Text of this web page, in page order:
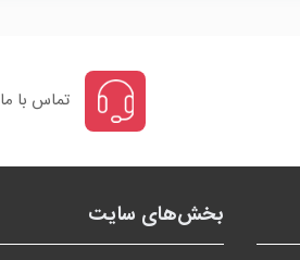
تماس با ما
بخش‌های سایت